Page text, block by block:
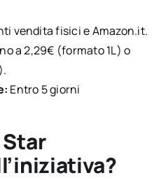
vendita fisici e Amazon.it.
a 2,29€ (formato 1L) o
Entro 5 giorni